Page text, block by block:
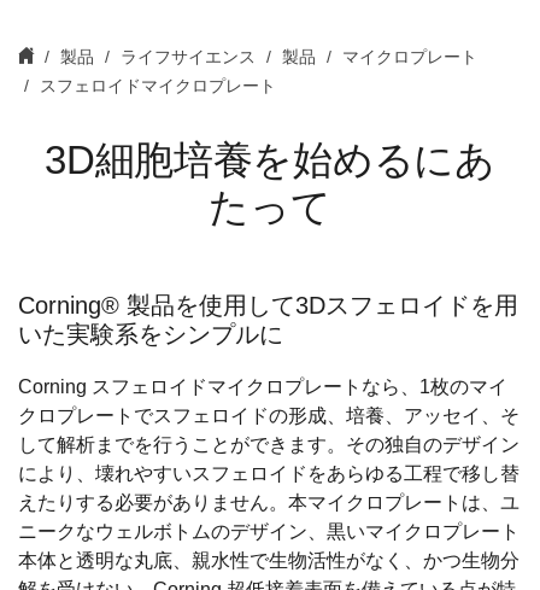
製品 ライフサイエンス 製品
マイクロプレート
スフェロイドマイクロプレート
3D細胞培養を始めるにあ
たって
Corning® 製品を使用して3Dスフェロイドを用
いた実験系をシンプルに
Corning スフェロイドマイクロプレートなら、1枚のマイ
クロプレートでスフェロイドの形成、培養、アッセイ、そ
して解析までを行うことができます。その独自のデザイン
により、壊れやすいスフェロイドをあらゆる工程で移し替
えたりする必要がありません。本マイクロプレートは、ユ
ニークなウェルボトムのデザイン、黒いマイクロプレート
本体と透明な丸底、親水性で生物活性がなく、かつ生物分